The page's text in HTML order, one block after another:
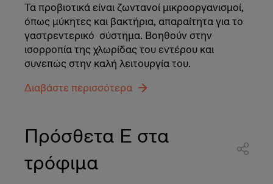
Τα προβιοτικά είναι ζωντανοί μικροοργανισμοί,
όπως μύκητες και βακτήρια, απαραίτητα για το
γαστρεντερικό σύστημα. Βοηθούν στην
ισορροπία της χλωρίδας του εντέρου και
συνεπώς στην καλή λειτουργία του.
Διαβάστε περισσότερα
Πρόσθετα E στα
τρόφιμα